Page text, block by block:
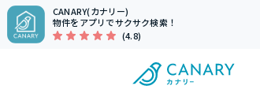
CANARY(カナリー)
物件をアプリでサクサク検索！
(4.8)